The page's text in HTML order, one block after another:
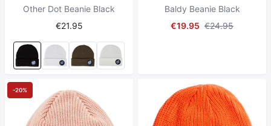
Other Dot Beanie Black
€21.95
Baldy Beanie Black
€19.95 €24.95
-20%